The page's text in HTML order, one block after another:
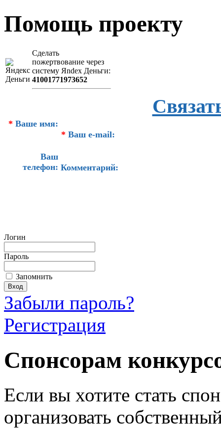
Помощь проекту
Сделать
пожертвование через
систeму Яndex Деньги:
41001771973652
* Ваше имя:
* Ваш e-mail:
Ваш
телефон: Комментарий:
Логин
Пароль
Запомнить
Забыли пароль?
Регистрация
Спонсорам
Если вы хотите стать
организовать